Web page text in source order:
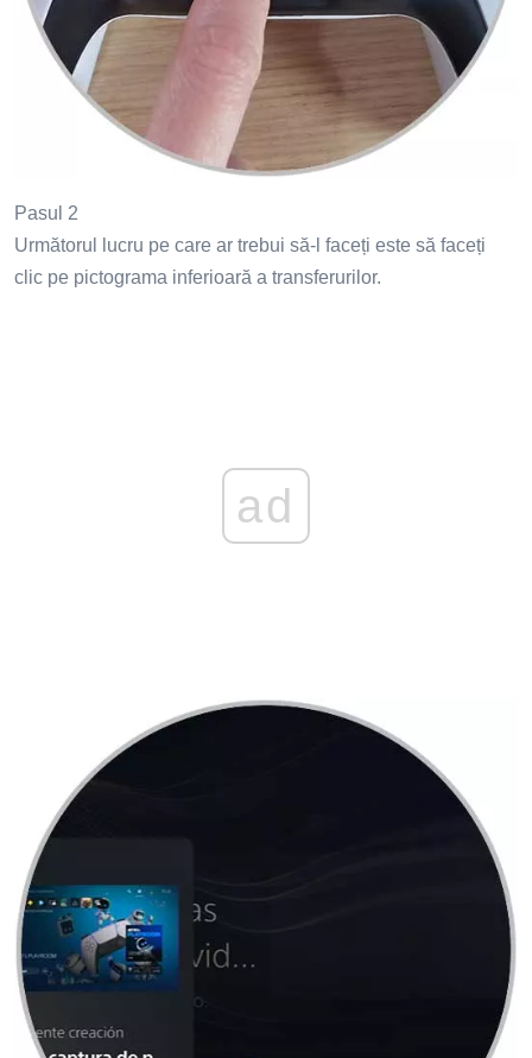
Pasul 2
Următorul lucru pe care ar trebui să-l faceți este să faceți
clic pe pictograma inferioară a transferurilor.
ad